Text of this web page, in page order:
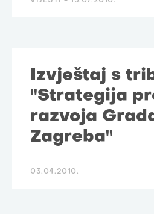
Izvještaj s
"Strategija
razvoja
Zagreba"
03.04.2010.